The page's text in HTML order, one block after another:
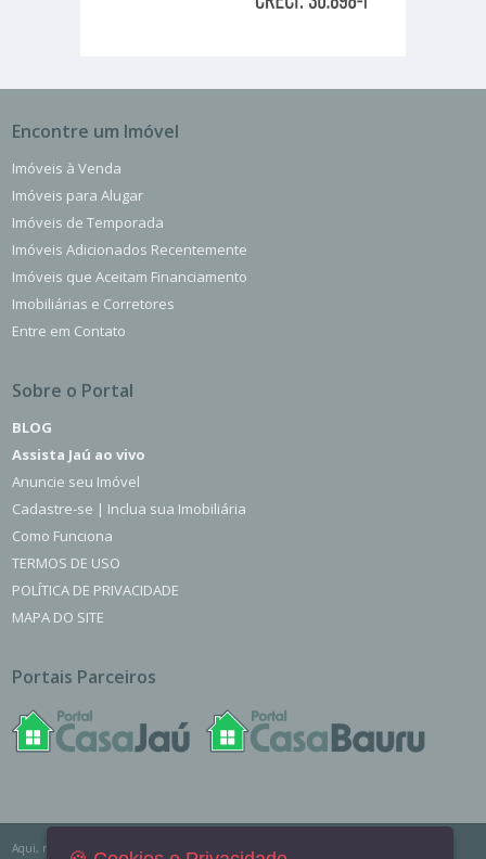
Encontre um Imóvel
Imóveis à Venda
Imóveis para Alugar
Imóveis de Temporada
Imóveis Adicionados Recentemente
Imóveis que Aceitam Financiamento
Imobiliárias e Corretores
Entre em Contato
Sobre o Portal
BLOG
Assista Jaú ao vivo
Anuncie seu Imóvel
Cadastre-se | Inclua sua Imobiliária
Como Funciona
TERMOS DE USO
POLÍTICA DE PRIVACIDADE
MAPA DO SITE
Portais Parceiros
Aqui, no Portal Casa Jaú você encontra os imóveis para venda, locação e aluguel de